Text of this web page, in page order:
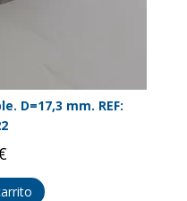
D=17,3 mm. REF: